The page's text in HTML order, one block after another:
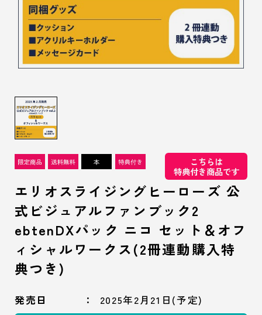
こちらは
特典付き商品です
エリオスライジングヒーローズ 公
式ビジュアルファンブック2
ebtenDXパック ニコ セット＆オフ
ィシャルワークス(2冊連動購入特
典つき)
発売日 2025年2月21日(予定)